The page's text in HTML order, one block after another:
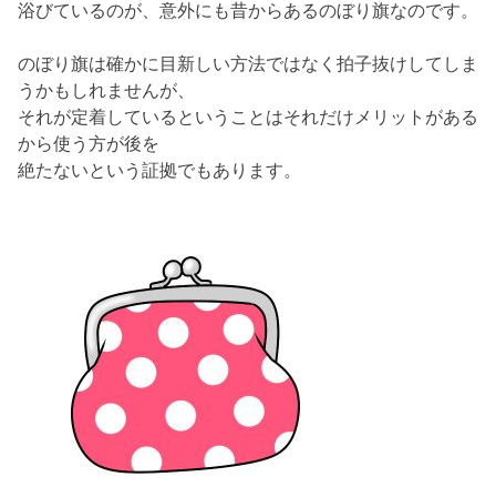
浴びているのが、意外にも昔からあるのぼり旗なのです。
のぼり旗は確かに目新しい方法ではなく拍子抜けしてしま
うかもしれませんが、
それが定着しているということはそれだけメリットがある
から使う方が後を
絶たないという証拠でもあります。